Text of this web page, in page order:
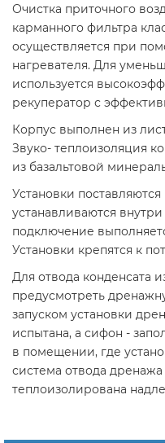
Очистка приточного
карманного фильтра
осуществляется при
нагревателя. Для
используется
рекуператор с
Корпус выполнен из
Звуко- теплоизоляция
из базальтовой
Установки
устанавливаются
подключение
Установки крепятся к
Для отвода конденсата
предусмотреть
запуском установки
испытана, а сифон -
в помещении, где
система отвода
теплоизолирована